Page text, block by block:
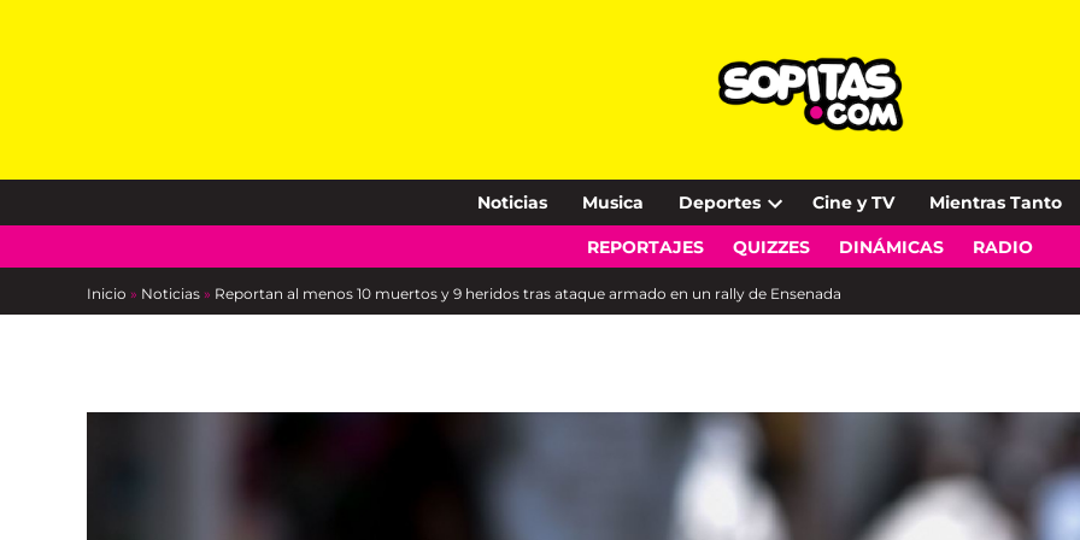
Noticias Musica Deportes
Open
dropdown
Cine y TV Mientras Tanto
REPORTAJES QUIZZES DINÁMICAS RADIO
Inicio » Noticias » Reportan al menos 10 muertos y 9 heridos tras ataque armado en un rally de Ensenada